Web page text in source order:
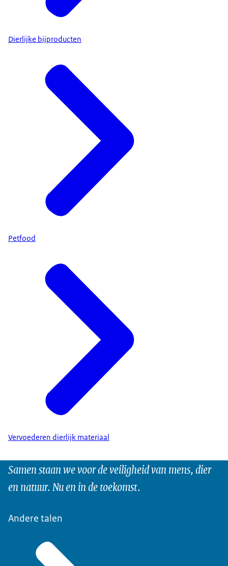
Dierlijke bijproducten
Petfood
Vervoederen dierlijk materiaal
Samen staan we voor de veiligheid van mens, dier
en natuur. Nu en in de toekomst.
Andere talen